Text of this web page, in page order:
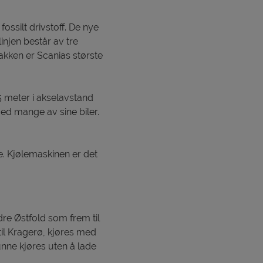
drivstoff. De nye
består av tre
er Scanias største
i akselavstand
mange av sine biler.
Kjølemaskinen er det
Østfold som frem til
Kragerø, kjøres med
kjøres uten å lade